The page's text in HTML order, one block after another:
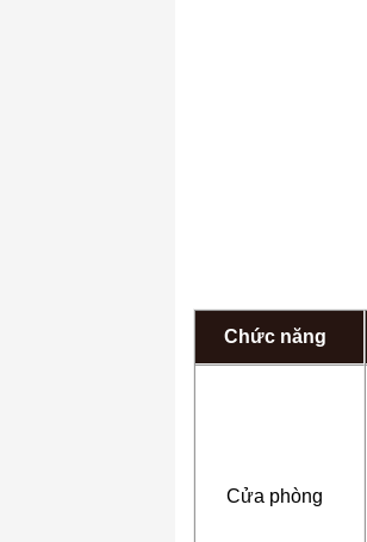
Chức năng
Cửa phòng